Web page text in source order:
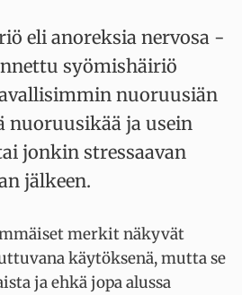
eli anoreksia nervosa -
syömishäiriö
nuoruusiän
nuoruusikää ja usein
jonkin stressaavan
jälkeen.
merkit näkyvät
käytöksenä, mutta se
ja ehkä jopa alussa